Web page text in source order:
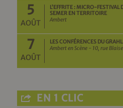
5
AOÛT
L’EFFRITE : MICRO-FESTIVAL
SEMER EN TERRITOIRE
Ambert
7
AOÛT
LES CONFÉRENCES DU
Ambert en Scène - 10, rue
EN 1 CLIC